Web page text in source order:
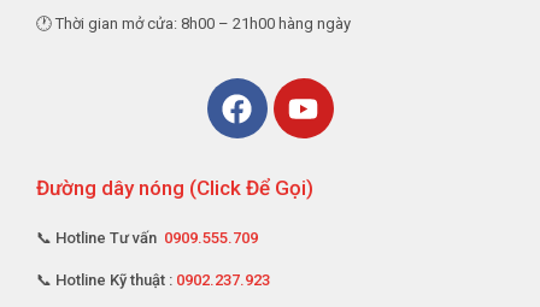
🕐 Thời gian mở cửa: 8h00 – 21h00 hàng ngày
Đường dây nóng (Click Để Gọi)
📞 Hotline Tư vấn 0909.555.709
📞 Hotline Kỹ thuật : 0902.237.923